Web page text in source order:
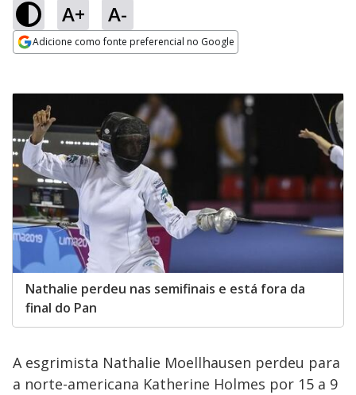
A+ A-
Adicione como fonte preferencial no Google
Nathalie perdeu nas semifinais e está fora da
final do Pan
A esgrimista Nathalie Moellhausen perdeu para
a norte-americana Katherine Holmes por 15 a 9